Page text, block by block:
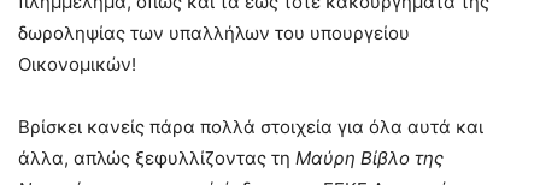
δωροληψίας των υπαλλήλων του υπουργείου
Οικονομικών!
Βρίσκει κανείς πάρα πολλά στοιχεία για όλα αυτά και
άλλα, απλώς ξεφυλλίζοντας τη Μαύρη Βίβλο της